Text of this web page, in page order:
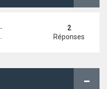
mar. 23 févr. 2010 10:15
2
Réponses